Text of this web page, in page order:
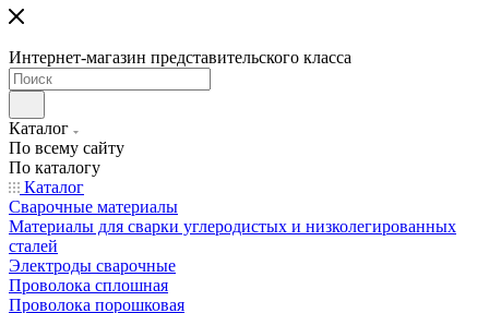
Интернет-магазин представительского класса
Каталог
По всему сайту
По каталогу
Каталог
Сварочные материалы
Материалы для сварки углеродистых и низколегированных
сталей
Электроды сварочные
Проволока сплошная
Проволока порошковая